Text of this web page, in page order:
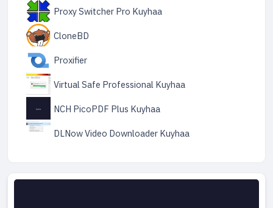
Proxy Switcher Pro Kuyhaa
CloneBD
Proxifier
Virtual Safe Professional Kuyhaa
NCH PicoPDF Plus Kuyhaa
DLNow Video Downloader Kuyhaa